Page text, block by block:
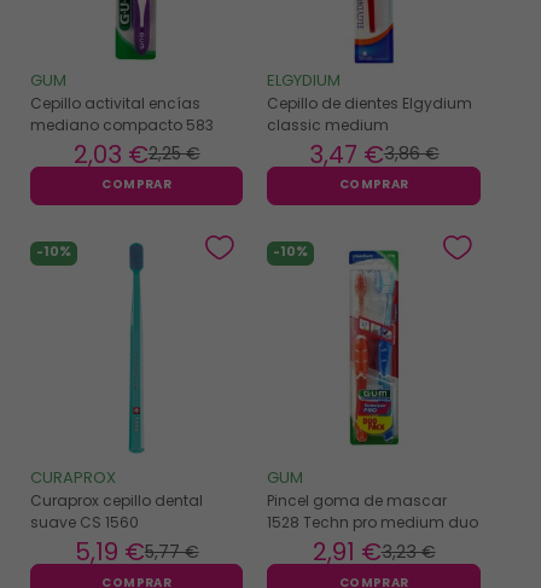
GUM
Cepillo activital encías
mediano compacto 583
2,25 €
2,03 €
COMPRAR
ELGYDIUM
Cepillo de dientes Elgydium
classic medium
3,86 €
3,47 €
COMPRAR
-10%
CURAPROX
Curaprox cepillo dental
suave CS 1560
5,77 €
5,19 €
COMPRAR
-10%
GUM
Pincel goma de mascar
1528 Techn pro medium duo
3,23 €
2,91 €
COMPRAR